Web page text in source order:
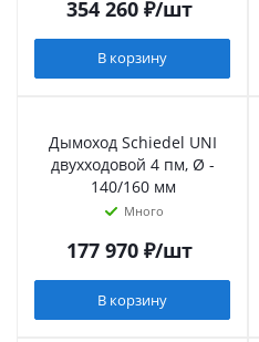
354 260₽/шт
В корзину
Дымоход Schiedel UNI
двухходовой 4 пм, Ø -
140/160 мм
Много
177 970₽/шт
В корзину